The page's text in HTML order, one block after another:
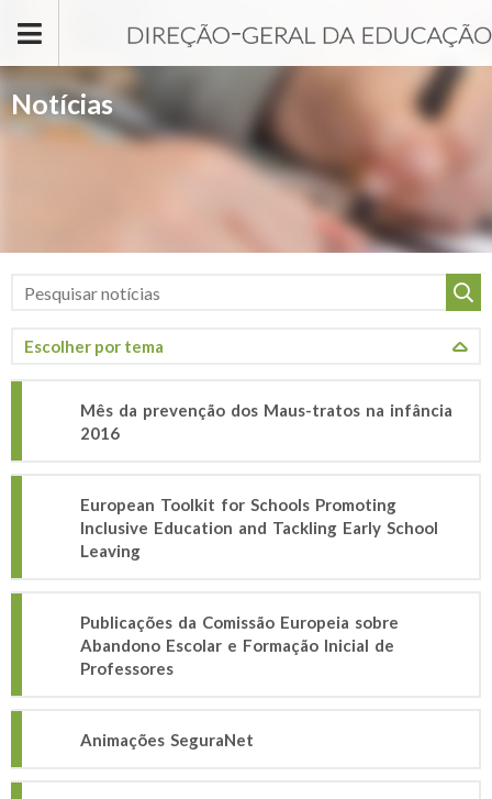
Notícias
Mês da prevenção dos Maus-tratos na infância
2016
European Toolkit for Schools Promoting
Inclusive Education and Tackling Early School
Leaving
Publicações da Comissão Europeia sobre
Abandono Escolar e Formação Inicial de
Professores
Animações SeguraNet